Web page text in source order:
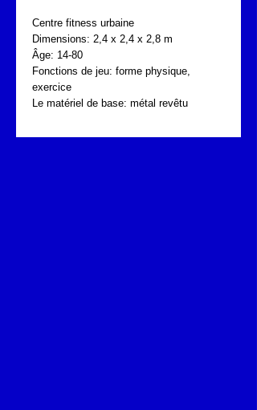
Centre fitness urbaine
Dimensions: 2,4 x 2,4 x 2,8 m
Âge: 14-80
Fonctions de jeu: forme physique,
exercice
Le matériel de base: métal revêtu